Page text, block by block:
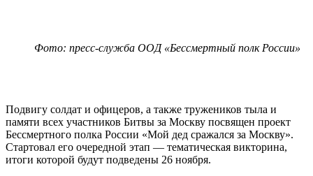
Фото: пресс-служба ООД «Бессмертный полк России»
Подвигу солдат и офицеров, а также тружеников тыла и
памяти всех участников Битвы за Москву посвящен проект
Бессмертного полка России «Мой дед сражался за Москву».
Стартовал его очередной этап — тематическая викторина,
итоги которой будут подведены 26 ноября.